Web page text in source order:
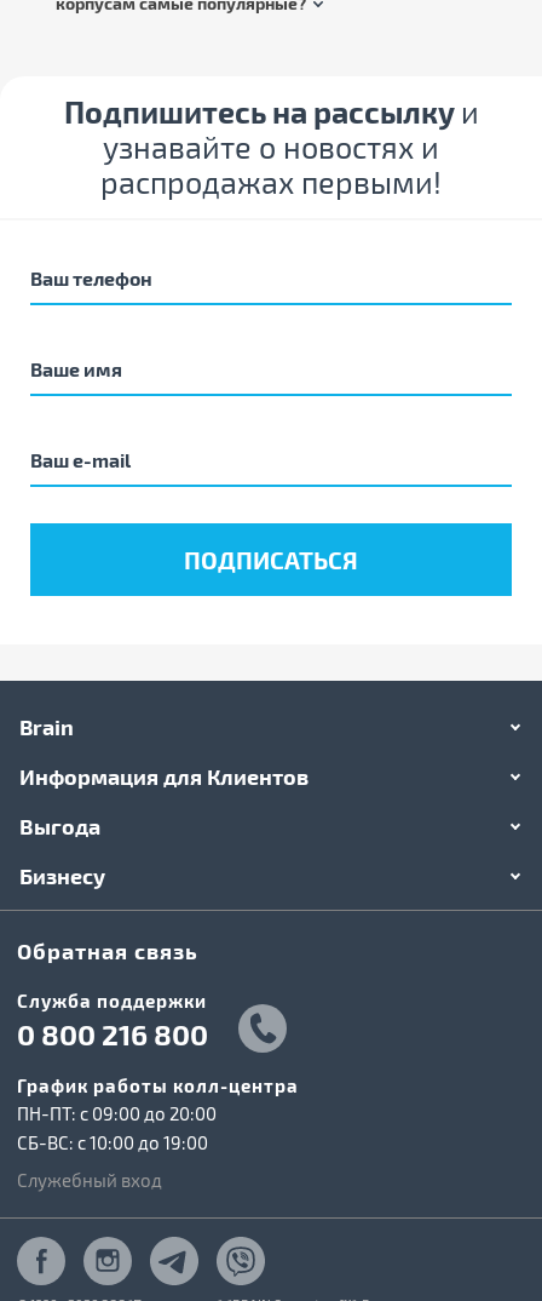
Подпишитесь на рассылку и
узнавайте о новостях и
распродажах первыми!
Brain
Информация для Клиентов
Выгода
Бизнесу
Обратная связь
Служба поддержки
0 800 216 800
График работы колл-центра
ПН-ПТ: c 09:00 до 20:00
СБ-ВС: c 10:00 до 19:00
Служебный вход